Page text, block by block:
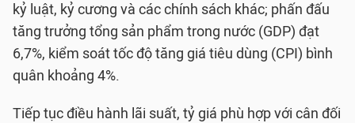
kỷ luật, kỷ cương và các chính sách khác; phấn đấu
tăng trưởng tổng sản phẩm trong nước (GDP) đạt
6,7%, kiểm soát tốc độ tăng giá tiêu dùng (CPI) bình
quân khoảng 4%.
Tiếp tục điều hành lãi suất, tỷ giá phù hợp với cân đối